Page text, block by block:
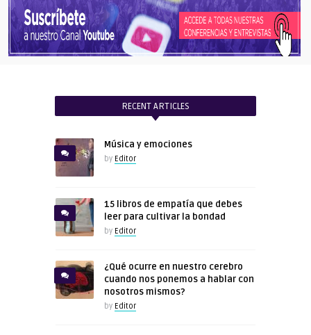
RECENT ARTICLES
Música y emociones
by Editor
15 libros de empatía que debes
leer para cultivar la bondad
by Editor
¿Qué ocurre en nuestro cerebro
cuando nos ponemos a hablar con
nosotros mismos?
by Editor